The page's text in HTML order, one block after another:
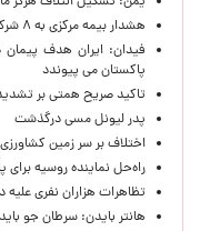
هشدار بیمه مرکزی به ۸ شرکت بیمه‌ای؛ اصلاح نکنید، تعلیق می‌شوید
فیدان: ایران هدف
پاکستان می پیوندد
تاکید صریح همتی بر
پدر لیونل مسی درگذشت
اختلاف بر سر زمین
راه‌حل نماینده روسیه برای
تظاهرات هزاران نفری
هانتر بایدن: سرطان جو